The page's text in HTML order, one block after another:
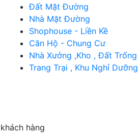
Đất Mặt Đường
Nhà Mặt Đường
Shophouse - Liền Kề
Căn Hộ - Chung Cư
Nhà Xưởng ,Kho , Đất Trống
Trang Trại , Khu Nghỉ Dưỡng
hàng